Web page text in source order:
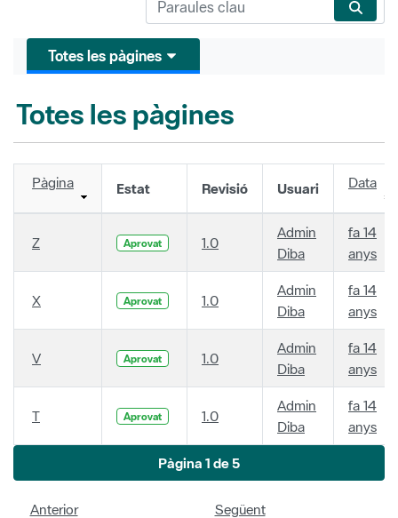
Totes les pàgines
Totes les pàgines
Pàgina Estat Revisió Usuari Data
Z Aprovat 1.0
Admin
Diba
fa 14
anys
X Aprovat 1.0
Admin
Diba
fa 14
anys
V Aprovat 1.0
Admin
Diba
fa 14
anys
T Aprovat 1.0
Admin
Diba
fa 14
anys
Pàgina 1 de 5
Anterior Següent